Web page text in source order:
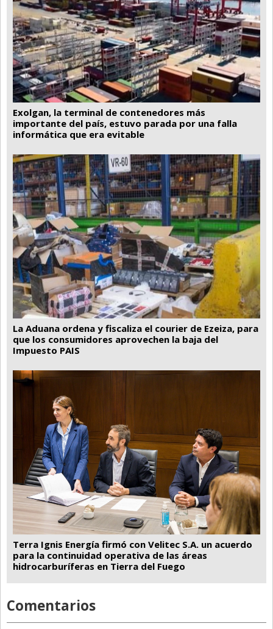
Exolgan, la terminal de contenedores más
importante del país, estuvo parada por una falla
informática que era evitable
La Aduana ordena y fiscaliza el courier de Ezeiza, para
que los consumidores aprovechen la baja del
Impuesto PAIS
Terra Ignis Energía firmó con Velitec S.A. un acuerdo
para la continuidad operativa de las áreas
hidrocarburíferas en Tierra del Fuego
Comentarios